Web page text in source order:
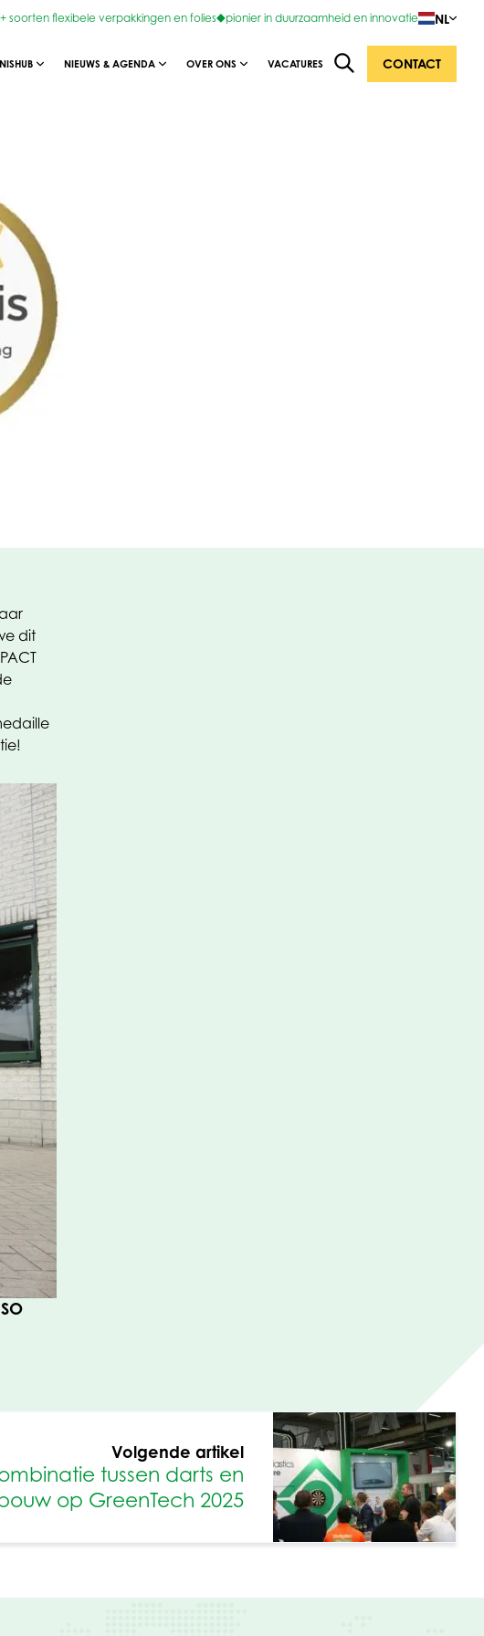
soorten flexibele verpakkingen en folies pionier in duurzaamheid en innovatie NL
NIEUWS & AGENDA OVER ONS VACATURES CONTACT
dit
uit te
laten
de
Volgende artikel
tussen darts en
op GreenTech 2025